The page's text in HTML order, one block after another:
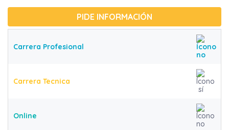
PIDE INFORMACIÓN
Carrera Profesional
Carrera Tecnica
Online